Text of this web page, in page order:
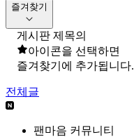
즐겨찾기
게시판 제목의
아이콘을 선택하면
즐겨찾기에 추가됩니다.
전체글
팬마음 커뮤니티